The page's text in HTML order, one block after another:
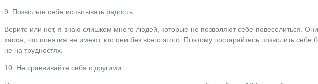
9. Позвольте себе испытывать радость.
Верите или нет, я знаю слишком много людей, которые не позволяют себе повеселиться.
хаоса, что понятия не имеют, кто они без всего этого. Поэтому постарайтесь позволить
не на трудностях.
10. Не сравнивайте себя с другими.